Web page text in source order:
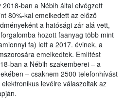
ban a Nébih által elvégzett
80%-kal emelkedett az előző
a hatósági zár alá vett,
hozott faanyag több mint
fa) lett a 2017. évinek, a
emelkedtek. Említést
ban a Nébih szakemberei – a
– csaknem 2500 telefonhívást
levélre válaszoltak az